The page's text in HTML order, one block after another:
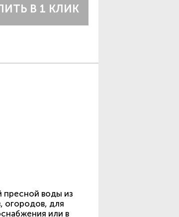
В 1 КЛИК
воды из
огородов, для
или в